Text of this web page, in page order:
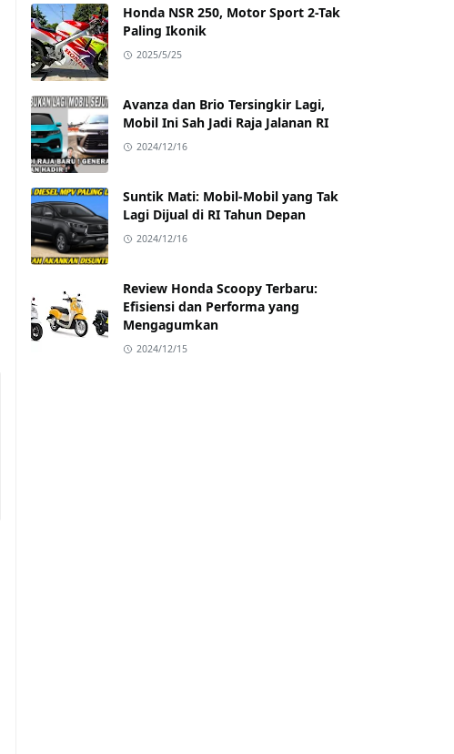
Honda NSR 250, Motor Sport 2-Tak
Paling Ikonik
2025/5/25
Avanza dan Brio Tersingkir Lagi,
Mobil Ini Sah Jadi Raja Jalanan RI
2024/12/16
Suntik Mati: Mobil-Mobil yang Tak
Lagi Dijual di RI Tahun Depan
2024/12/16
Review Honda Scoopy Terbaru:
Efisiensi dan Performa yang
Mengagumkan
2024/12/15